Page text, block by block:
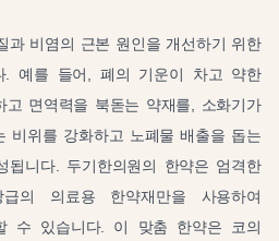
과 비염의 근본 원인을 개선하기 위한
. 예를 들어, 폐의 기운이 차고 약한
고 면역력을 북돋는 약재를, 소화기가
비위를 강화하고 노폐물 배출을 돕는
됩니다. 두기한의원의 한약은 엄격한
의 의료용 한약재만을 사용하여
수 있습니다. 이 맞춤 한약은 코의